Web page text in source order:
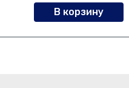
В корзину